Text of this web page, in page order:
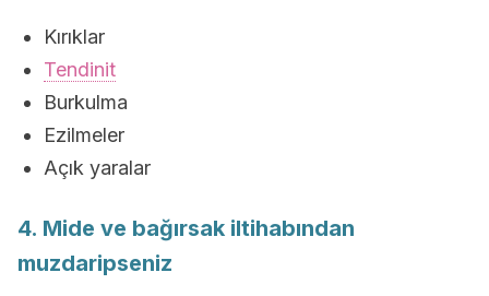
Kırıklar
Tendinit
Burkulma
Ezilmeler
Açık yaralar
4. Mide ve bağırsak iltihabından
muzdaripseniz